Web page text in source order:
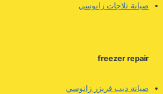
صيانة ثلاجات زانوسي
freezer repair
صيانة ديب فريزر زانوسي